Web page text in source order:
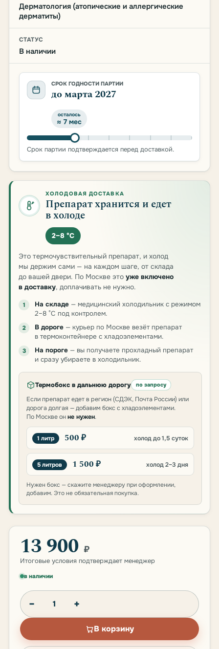
Дерматология (атопические и аллергические
дерматиты)
СТАТУС
В наличии
СРОК ГОДНОСТИ ПАРТИИ
до марта 2027
осталось
≈ 7 мес
Срок партии подтверждается перед доставкой.
ХОЛОДОВАЯ ДОСТАВКА
Препарат хранится и едет
в холоде
2–8 °C
Это термочувствительный препарат, и холод
мы держим сами — на каждом шаге, от склада
до вашей двери. По Москве это уже включено
в доставку, доплачивать не нужно.
1 На складе — медицинский холодильник с режимом
2–8 °C под контролем.
2 В дороге — курьер по Москве везёт препарат
в термоконтейнере с хладоэлементами.
3 На пороге — вы получаете прохладный препарат
и сразу убираете в холодильник.
Термобокс в дальнюю дорогу по запросу
Если препарат едет в регион (СДЭК, Почта России) или
дорога долгая — добавим бокс с хладоэлементами.
По Москве онне нужен.
1 литр 500 ₽ холод до 1,5 суток
5 литров 1 500 ₽ холод 2–3 дня
Нужен бокс — скажите менеджеру при оформлении,
добавим. Это не обязательная покупка.
13 900 ₽
Итоговые условия подтверждает менеджер
в наличии
− +
В корзину